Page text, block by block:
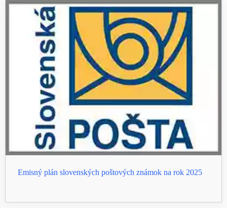
Emisný plán slovenských poštových známok na rok 2025